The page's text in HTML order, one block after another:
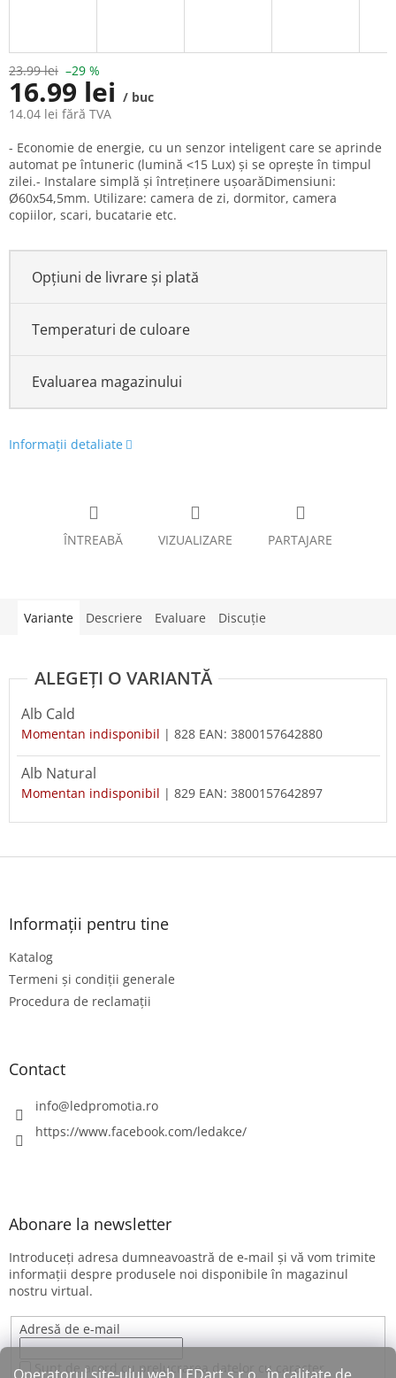
23.99 lei –29 %
16.99 lei / buc
14.04 lei fără TVA
preţ:
- Economie de energie, cu un senzor inteligent care se aprinde
automat pe întuneric (lumină ˂15 Lux) și se oprește în timpul
zilei.- Instalare simplă și întreținere ușoarăDimensiuni:
Ø60x54,5mm. Utilizare: camera de zi, dormitor, camera
copiilor, scari, bucatarie etc.
Opțiuni de livrare și plată
Temperaturi de culoare
Evaluarea magazinului
Informaţii detaliate
ÎNTREABĂ VIZUALIZARE PARTAJARE
Variante Descriere Evaluare Discuţie
Alb Cald
Momentan indisponibil | 828 EAN: 3800157642880
Alb Natural
Momentan indisponibil | 829 EAN: 3800157642897
S
Informații pentru tine
Katalog
Termeni și condiții generale
Procedura de reclamații
Contact
info@ledpromotia.ro
https://www.facebook.com/ledakce/
Abonare la newsletter
Introduceţi adresa dumneavoastră de e-mail şi vă vom trimite
informaţii despre produsele noi disponibile în magazinul
nostru virtual.
Adresă de e-mail
Sunt de acord cu prelucrarea datelor cu caracter